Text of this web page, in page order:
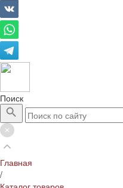
Поиск
Главная
/